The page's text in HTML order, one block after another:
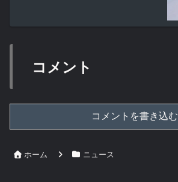
コメント
コメントを書き込む
ホーム ニュース